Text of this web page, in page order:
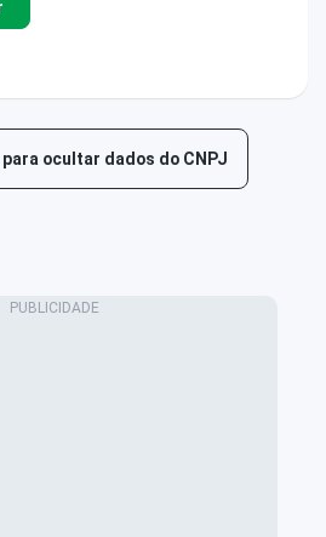
ocultar dados do CNPJ